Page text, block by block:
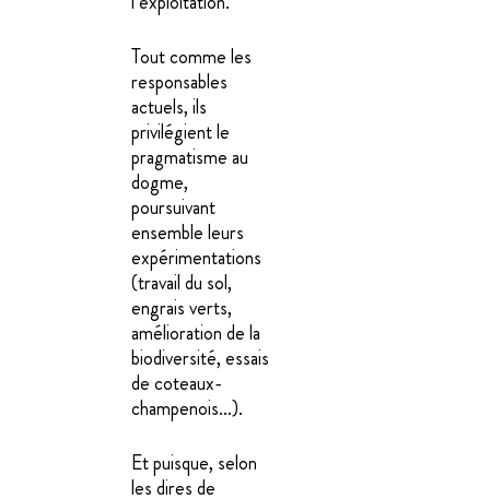
Tout comme les
responsables
actuels, ils
privilégient le
pragmatisme au
dogme,
poursuivant
ensemble leurs
expérimentations
(travail du sol,
engrais verts,
amélioration de la
biodiversité, essais
de coteaux-
champenois…).
Et puisque, selon
les dires de